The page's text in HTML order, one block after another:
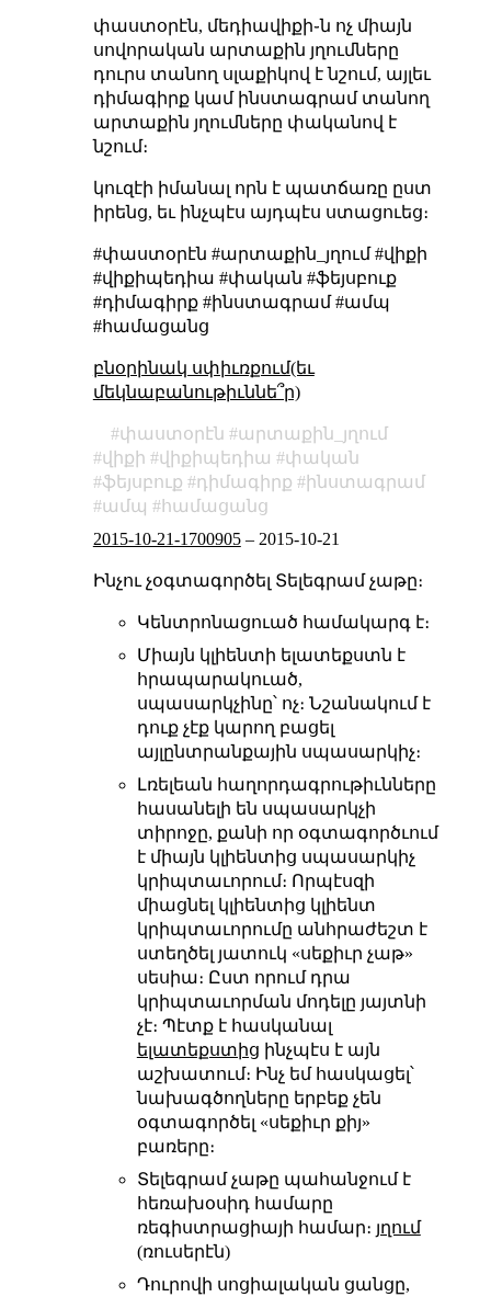
փաստօրէն, մեդիավիքի֊ն ոչ միայն
սովորական արտաքին յղումները
դուրս տանող սլաքիկով է նշում, այլեւ
դիմագիրք կամ ինստագրամ տանող
արտաքին յղումները փականով է
նշում։
կուզէի իմանալ որն է պատճառը ըստ
իրենց, եւ ինչպէս այդպէս ստացուեց։
#փաստօրէն #արտաքին_յղում #վիքի
#վիքիպեդիա #փական #ֆեյսբուք
#դիմագիրք #ինստագրամ #ամպ
#համացանց
բնօրինակ սփիւռքում(եւ
մեկնաբանութիւննե՞ր)
փաստօրէն
արտաքին_յղում
վիքի
վիքիպեդիա
փական
ֆեյսբուք
դիմագիրք
ինստագրամ
ամպ
համացանց
2015-10-21-1700905– 2015-10-21
Ինչու չօգտագործել Տելեգրամ չաթը։
Կենտրոնացուած համակարգ է։
Միայն կլիենտի ելատեքստն է
հրապարակուած,
սպասարկչինը՝ ոչ։ Նշանակում է
դուք չէք կարող բացել
այլընտրանքային սպասարկիչ։
Լռելեան հաղորդագրութիւնները
հասանելի են սպասարկչի
տիրոջը, քանի որ օգտագործւում
է միայն կլիենտից սպասարկիչ
կրիպտաւորում։ Որպէսզի
միացնել կլիենտից կլիենտ
կրիպտաւորումը անհրաժեշտ է
ստեղծել յատուկ «սեքիւր չաթ»
սեսիա։ Ըստ որում դրա
կրիպտաւորման մոդելը յայտնի
չէ։ Պէտք է հասկանալ
ելատեքստից ինչպէս է այն
աշխատում։ Ինչ եմ հասկացել՝
նախագծողները երբեք չեն
օգտագործել «սեքիւր քիյ»
բառերը։
Տելեգրամ չաթը պահանջում է
հեռախօսիդ համարը
ռեգիստրացիայի համար։ յղում
(ռուսերէն)
Դուրովի սոցիալական ցանցը,